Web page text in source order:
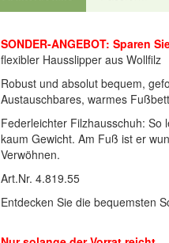
SONDER-ANGEBOT: Sparen
flexibler Hausslipper aus Wollfilz
Robust und absolut bequem,
Austauschbares, warmes
Federleichter Filzhausschuh: So
kaum Gewicht. Am Fuß ist er
Verwöhnen.
Art.Nr. 4.819.55
Entdecken Sie die bequemsten